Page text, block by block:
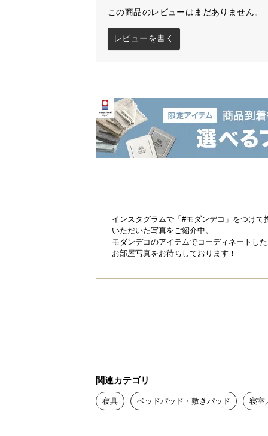
この商品のレビューはまだありません。
レビューを書く
インスタグラムで「#モダンデコ」をつけて
いただいた写真をご紹介中。
モダンデコのアイテムでコーディネートし
お部屋写真をお待ちしております！
関連カテゴリ
寝具 ベッドパッド・敷きパッド 寝室